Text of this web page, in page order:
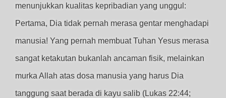
menunjukkan kualitas kepribadian yang unggul:
Pertama, Dia tidak pernah merasa gentar menghadapi
manusia! Yang pernah membuat Tuhan Yesus merasa
sangat ketakutan bukanlah ancaman fisik, melainkan
murka Allah atas dosa manusia yang harus Dia
tanggung saat berada di kayu salib (Lukas 22:44;